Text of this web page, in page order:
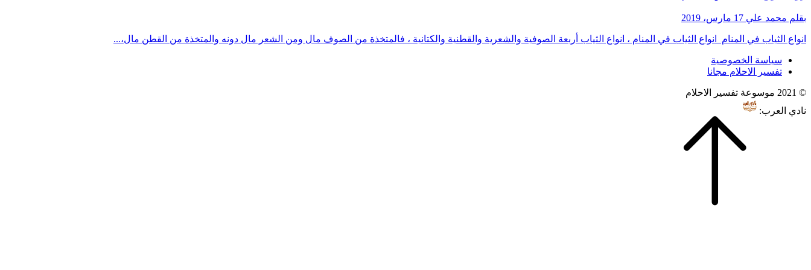
بقلم محمد علي 17 مارس، 2019
انواع الثياب في المنام انواع الثياب في المنام ، انواع الثياب أربعة الصوفية والشعرية والقطنية والكتانية ، فالمتخذة من الصوف مال ومن الشعر مال دونه والمتخذة من القطن مال،...
سياسة الخصوصية
تفسير الاحلام مجانا
© 2021 موسوعة تفسير الاحلام
نادي العرب: